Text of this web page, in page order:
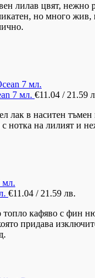
лилав цвят, нежно
но много жив,
7 мл. €11.04 / 21.59
лак в наситен
нотка на лилият и
€11.04 / 21.59 лв.
топло кафяво с фин
придава